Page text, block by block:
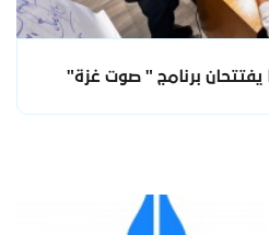
يفتتحان برنامج " صوت غزة"